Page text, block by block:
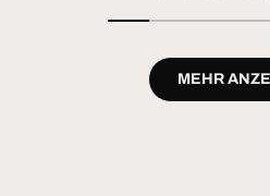
MEHR